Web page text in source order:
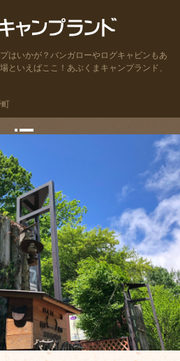
はいかが？バンガローやログキャビンもあ
といえばここ！あぶくまキャンプランド、